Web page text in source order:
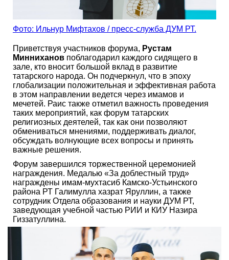
Фото: Ильнур Мифтахов / пресс-служба ДУМ РТ.
Приветствуя участников форума, Рустам
Минниханов поблагодарил каждого сидящего в
зале, кто вносит большой вклад в развитие
татарского народа. Он подчеркнул, что в эпоху
глобализации положительная и эффективная работа
в этом направлении ведется через имамов и
мечетей. Раис также отметил важность проведения
таких мероприятий, как форум татарских
религиозных деятелей, так как они позволяют
обмениваться мнениями, поддерживать диалог,
обсуждать волнующие всех вопросы и принять
важные решения.
Форум завершился торжественной церемонией
награждения. Медалью «За доблестный труд»
награждены имам-мухтасиб Камско-Устьинского
района РТ Галимулла хазрат Яруллин, а также
сотрудник Отдела образования и науки ДУМ РТ,
заведующая учебной частью РИИ и КИУ Назира
Гиззатуллина.